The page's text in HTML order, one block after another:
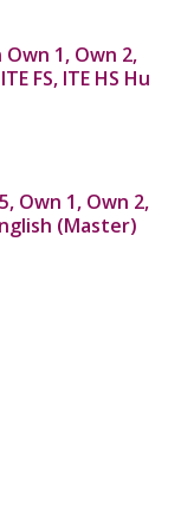
1, Own 2,
FS, ITE HS Hu
Own 1, Own 2,
(Master)